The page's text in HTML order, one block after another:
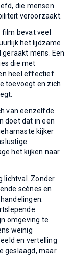
die mensen
veroorzaakt.
bevat veel
het lijdzame
mens. Een
die met
heel effectief
toevoegt en zich
van eenzelfde
doet dat in een
kijker
het kijken naar
lichtval. Zonder
scènes en
omgeving te
weinig
en vertelling
geslaagd, maar